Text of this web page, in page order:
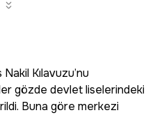
Kılavuzu’nu
gözde devlet liselerindeki
Buna göre merkezi